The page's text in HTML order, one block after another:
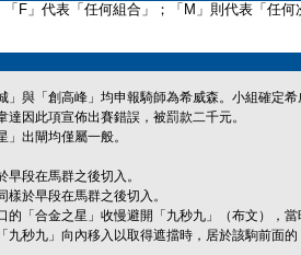
F」代表「任何組合」；「M」則代表「任何
」與「創高峰」均申報騎師為希威森。小組確定
因此項宣佈出賽錯誤，被罰款二千元。
」出閘均僅屬一般。
早段在馬群之後切入。
樣於早段在馬群之後切入。
的「合金之星」收慢避開「九秒九」（布文），
九秒九」向內移入以取得遮擋時，居於該駒前面